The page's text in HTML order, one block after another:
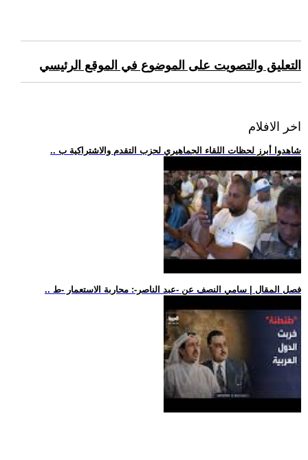
التعليق والتصويت على الموضوع في الموقع الرئيسي
اخر الافلام
.. شاهدوا أبرز لحظات اللقاء الجماهيري لحزب التقدم والاشتراكية ب
.. فصل المقال | سامي النصف عن -عبد الناصر-: محاربة الاستعمار -ط